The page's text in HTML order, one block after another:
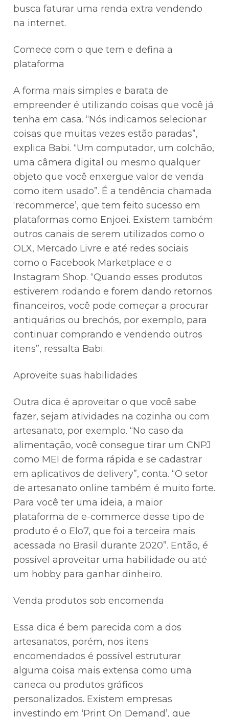
busca faturar uma renda extra vendendo
na internet.
Comece com o que tem e defina a
plataforma
A forma mais simples e barata de
empreender é utilizando coisas que você já
tenha em casa. “Nós indicamos selecionar
coisas que muitas vezes estão paradas”,
explica Babi. “Um computador, um colchão,
uma câmera digital ou mesmo qualquer
objeto que você enxergue valor de venda
como item usado”. É a tendência chamada
‘recommerce’, que tem feito sucesso em
plataformas como Enjoei. Existem também
outros canais de serem utilizados como o
OLX, Mercado Livre e até redes sociais
como o Facebook Marketplace e o
Instagram Shop. “Quando esses produtos
estiverem rodando e forem dando retornos
financeiros, você pode começar a procurar
antiquários ou brechós, por exemplo, para
continuar comprando e vendendo outros
itens”, ressalta Babi.
Aproveite suas habilidades
Outra dica é aproveitar o que você sabe
fazer, sejam atividades na cozinha ou com
artesanato, por exemplo. “No caso da
alimentação, você consegue tirar um CNPJ
como MEI de forma rápida e se cadastrar
em aplicativos de delivery”, conta. “O setor
de artesanato online também é muito forte.
Para você ter uma ideia, a maior
plataforma de e-commerce desse tipo de
produto é o Elo7, que foi a terceira mais
acessada no Brasil durante 2020”. Então, é
possível aproveitar uma habilidade ou até
um hobby para ganhar dinheiro.
Venda produtos sob encomenda
Essa dica é bem parecida com a dos
artesanatos, porém, nos itens
encomendados é possível estruturar
alguma coisa mais extensa como uma
caneca ou produtos gráficos
personalizados. Existem empresas
investindo em ‘Print On Demand’, que